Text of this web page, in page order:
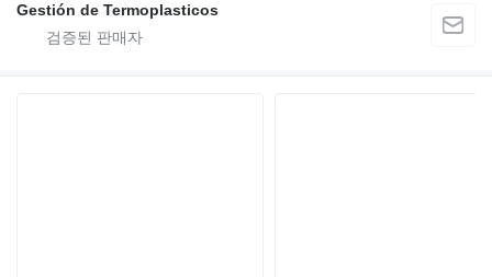
Gestión de Termoplasticos